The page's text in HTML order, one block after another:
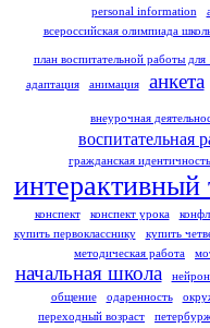
personal information
всероссийская олимпиада
план воспитательной работы для
адаптация анимация анкета
внеурочная
воспитательная
гражданская идентичность
интерактивный
конспект
конспект урока
купить первокласснику
купить
методическая работа
начальная школа
общение одаренность
переходный возраст